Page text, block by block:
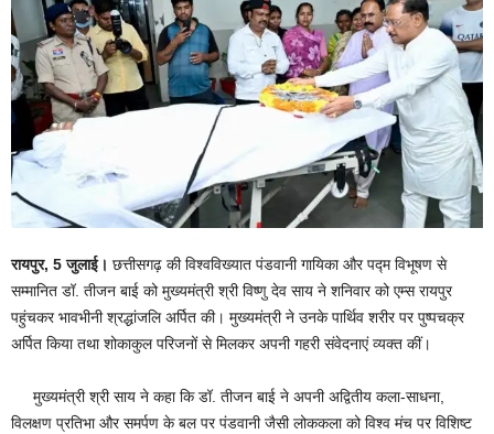
रायपुर, 5जुलाई। छत्तीसगढ़ की विश्वविख्यात पंडवानी गायिका और पद्म विभूषण से
सम्मानित डॉ. तीजन बाई को मुख्यमंत्री श्री विष्णु देव साय ने शनिवार को एम्स रायपुर
पहुंचकर भावभीनी श्रद्धांजलि अर्पित की। मुख्यमंत्री ने उनके पार्थिव शरीर पर पुष्पचक्र
अर्पित किया तथा शोकाकुल परिजनों से मिलकर अपनी गहरी संवेदनाएं व्यक्त कीं।
मुख्यमंत्री श्री साय ने कहा कि डॉ. तीजन बाई ने अपनी अद्वितीय कला-साधना,
विलक्षण प्रतिभा और समर्पण के बल पर पंडवानी जैसी लोककला को विश्व मंच पर विशिष्ट